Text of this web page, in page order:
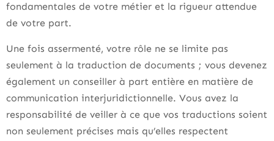
fondamentales de votre métier et la rigueur attendue
de votre part.
Une fois assermenté, votre rôle ne se limite pas
seulement à la traduction de documents ; vous devenez
également un conseiller à part entière en matière de
communication interjuridictionnelle. Vous avez la
responsabilité de veiller à ce que vos traductions soient
non seulement précises mais qu’elles respectent